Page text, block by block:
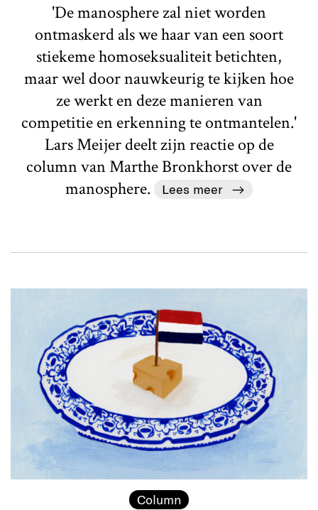
'De manosphere zal niet worden
ontmaskerd als we haar van een soort
stiekeme homoseksualiteit betichten,
maar wel door nauwkeurig te kijken hoe
ze werkt en deze manieren van
competitie en erkenning te ontmantelen.'
Lars Meijer deelt zijn reactie op de
column van Marthe Bronkhorst over de
manosphere.
Lees meer
Column